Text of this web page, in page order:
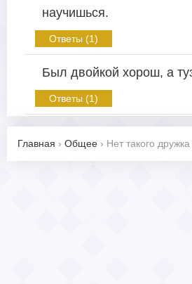
научишься.
Ответы (1)
Был двойкой хорош, а
Ответы (1)
Главная › Общее › Нет такого